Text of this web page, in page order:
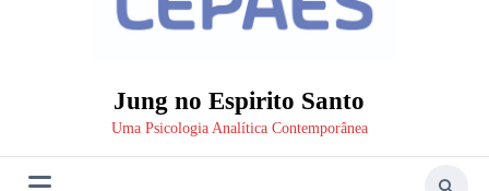
Jung no Espirito Santo
Uma Psicologia Analítica Contemporânea